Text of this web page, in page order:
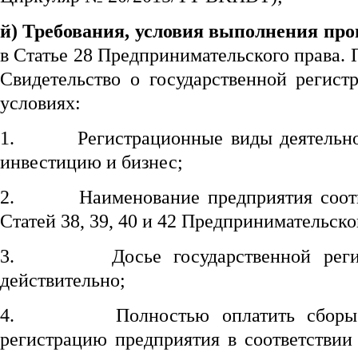
й)Требования, условия выполнения
в Статье 28 Предпринимательского
Свидетельство о государственной
условиях:
1. Регистрационные виды
инвестицию и бизнес;
2. Наименование предприятия
Статей 38, 39, 40 и 42
3.Досье государственной
действительно;
4. Полностью оплатить
регистрацию предприятия в